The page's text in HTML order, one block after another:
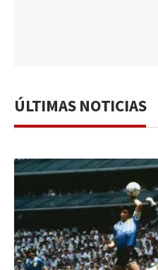
ÚLTIMAS NOTICIAS